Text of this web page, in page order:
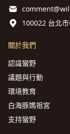
100022 台北
關於我們
認識蠻野
議題與行動
環境教育
白海豚媽祖宮
支持蠻野